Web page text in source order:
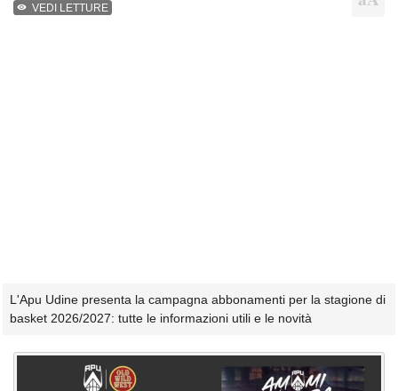
VEDI LETTURE
L'Apu Udine presenta la campagna abbonamenti per la stagione di
basket 2026/2027: tutte le informazioni utili e le novità